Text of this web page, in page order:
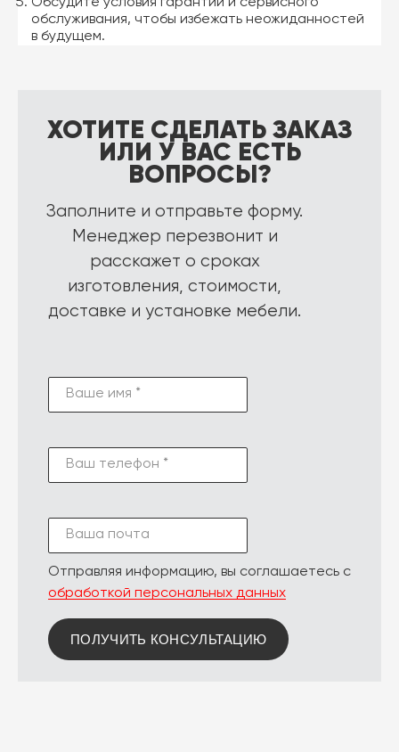
обслуживания, чтобы избежать неожиданностей
в будущем.
ХОТИТЕ СДЕЛАТЬ ЗАКАЗ
ИЛИ У ВАС ЕСТЬ
ВОПРОСЫ?
Заполните и отправьте форму.
Менеджер перезвонит и
расскажет о сроках
изготовления, стоимости,
доставке и установке мебели.
Ваше имя *
Ваш телефон *
Ваша почта
Отправляя информацию, вы соглашаетесь с
обработкой персональных данных
ПОЛУЧИТЬ КОНСУЛЬТАЦИЮ